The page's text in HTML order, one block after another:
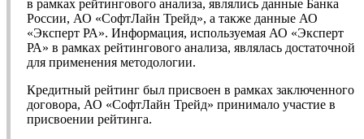
в рамках рейтингового анализа, являлись данные Банка
России, АО «СофтЛайн Трейд», а также данные АО
«Эксперт РА». Информация, используемая АО «Эксперт
РА» в рамках рейтингового анализа, являлась достаточной
для применения методологии.
Кредитный рейтинг был присвоен в рамках заключенного
договора, АО «СофтЛайн Трейд» принимало участие в
присвоении рейтинга.